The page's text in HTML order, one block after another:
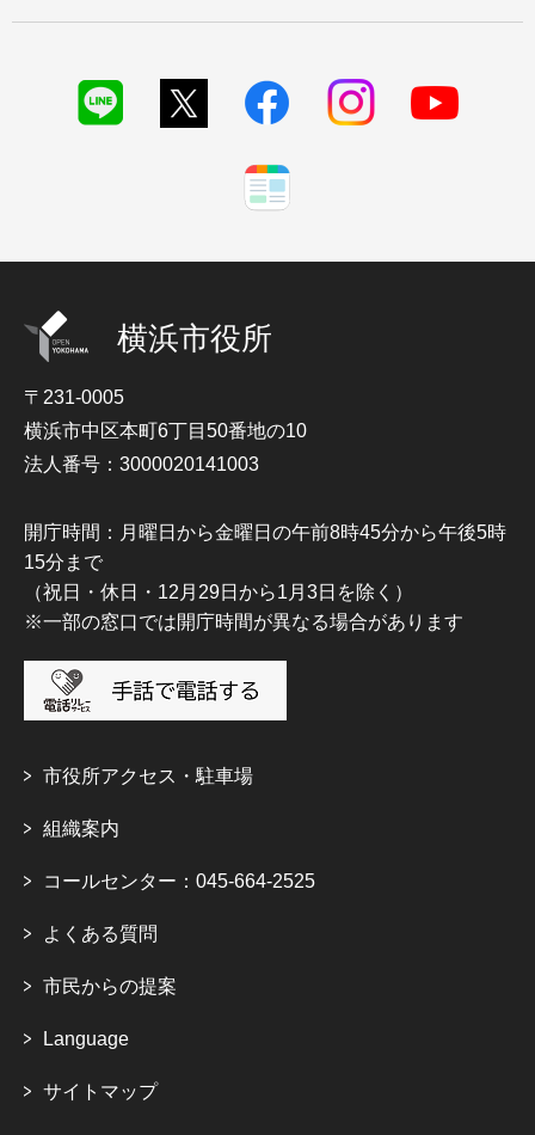
横浜市役所
〒231-0005
横浜市中区本町6丁目50番地の10
法人番号：3000020141003
開庁時間：月曜日から金曜日の午前8時45分から午後5時
15分まで
（祝日・休日・12月29日から1月3日を除く）
※一部の窓口では開庁時間が異なる場合があります
市役所アクセス・駐車場
組織案内
コールセンター：045-664-2525
よくある質問
市民からの提案
Language
サイトマップ